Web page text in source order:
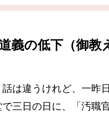
義の低下（御
は違うけれど、一昨
で三日の日に、「汚